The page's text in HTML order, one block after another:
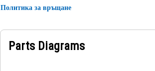
Политика за връщане
Parts Diagrams